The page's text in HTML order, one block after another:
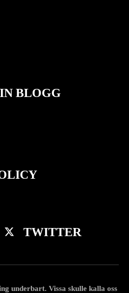
BLOGG
TWITTER
underbart. Vissa skulle kalla oss